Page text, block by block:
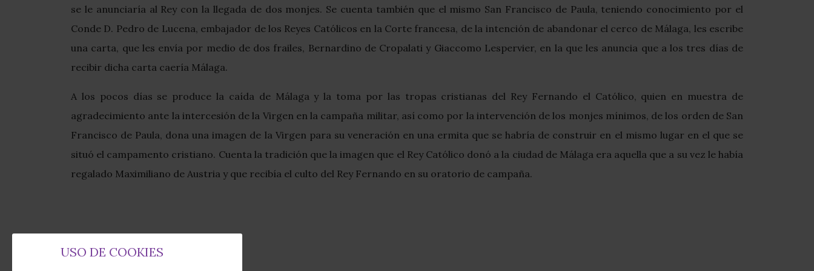
se le anunciaría al Rey con la llegada de dos monjes. Se cuenta también que el mismo San Francisco de Paula, teniendo conocimiento por el
Conde D. Pedro de Lucena, embajador de los Reyes Católicos en la Corte francesa, de la intención de abandonar el cerco de Málaga, les escribe
una carta, que les envía por medio de dos frailes, Bernardino de Cropalati y Giaccomo Lespervier, en la que les anuncia que a los tres días de
recibir dicha carta caería Málaga.
A los pocos días se produce la caída de Málaga y la toma por las tropas cristianas del Rey Fernando el Católico, quien en muestra de
agradecimiento ante la intercesión de la Virgen en la campaña militar, así como por la intervención de los monjes mínimos, de los orden de San
Francisco de Paula, dona una imagen de la Virgen para su veneración en una ermita que se habría de construir en el mismo lugar en el que se
situó el campamento cristiano. Cuenta la tradición que la imagen que el Rey Católico donó a la ciudad de Málaga era aquella que a su vez le había
regalado Maximiliano de Austria y que recibía el culto del Rey Fernando en su oratorio de campaña.
USO DE COOKIES